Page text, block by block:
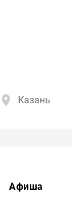
Казань
Афиша